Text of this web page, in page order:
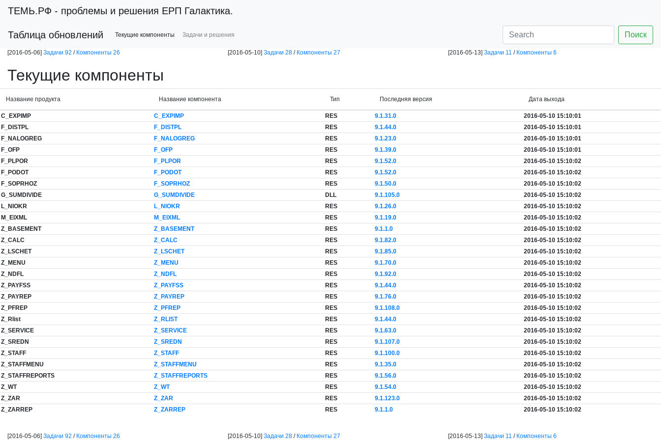
ТЕМЬ.РФ - проблемы и решения ЕРП Галактика.
Таблица обновлений Текущие компоненты Задачи и решения Поиск
[2016-05-06] Задачи 92 / Компоненты 26 [2016-05-10] Задачи 28 / Компоненты 27 [2016-05-13] Задачи 11 / Компоненты 6
Текущие компоненты
Название продукта Название компонента Тип Последняя версия Дата выхода
C_EXPIMP C_EXPIMP RES 9.1.31.0
2016-05-10 15:10:01
F_DISTPL
F_DISTPL RES 9.1.44.0
2016-05-10 15:10:01
F_NALOGREG
F_NALOGREG RES 9.1.23.0
2016-05-10 15:10:01
F_OFP
F_OFP RES 9.1.39.0
2016-05-10 15:10:01
F_PLPOR
F_PLPOR RES 9.1.52.0
2016-05-10 15:10:02
F_PODOT
F_PODOT RES 9.1.52.0
2016-05-10 15:10:02
F_SOPRHOZ
F_SOPRHOZ RES 9.1.50.0
2016-05-10 15:10:02
G_SUMDIVIDE
G_SUMDIVIDE DLL 9.1.105.0
2016-05-10 15:10:02
L_NIOKR
L_NIOKR RES 9.1.26.0
2016-05-10 15:10:02
M_EIXML
M_EIXML RES 9.1.19.0
2016-05-10 15:10:02
Z_BASEMENT
Z_BASEMENT RES 9.1.1.0
2016-05-10 15:10:02
Z_CALC
Z_CALC RES 9.1.82.0
2016-05-10 15:10:02
Z_LSCHET
Z_LSCHET RES 9.1.85.0
2016-05-10 15:10:02
Z_MENU
Z_MENU RES 9.1.70.0
2016-05-10 15:10:02
Z_NDFL
Z_NDFL RES 9.1.92.0
2016-05-10 15:10:02
Z_PAYFSS
Z_PAYFSS RES 9.1.44.0
2016-05-10 15:10:02
Z_PAYREP
Z_PAYREP RES 9.1.76.0
2016-05-10 15:10:02
Z_PFREP
Z_PFREP RES 9.1.108.0
2016-05-10 15:10:02
Z_Rlist
Z_RLIST RES 9.1.44.0
2016-05-10 15:10:02
Z_SERVICE
Z_SERVICE RES 9.1.63.0
2016-05-10 15:10:02
Z_SREDN
Z_SREDN RES 9.1.107.0
2016-05-10 15:10:02
Z_STAFF
Z_STAFF RES 9.1.100.0
2016-05-10 15:10:02
Z_STAFFMENU
Z_STAFFMENU RES 9.1.35.0
2016-05-10 15:10:02
Z_STAFFREPORTS
Z_STAFFREPORTS RES 9.1.56.0
2016-05-10 15:10:02
Z_WT
Z_WT RES 9.1.54.0
2016-05-10 15:10:02
Z_ZAR
Z_ZAR RES 9.1.123.0
2016-05-10 15:10:02
Z_ZARREP
Z_ZARREP RES 9.1.1.0 2016-05-10 15:10:02
[2016-05-06] Задачи 92 / Компоненты 26 [2016-05-10] Задачи 28 / Компоненты 27 [2016-05-13] Задачи 11 / Компоненты 6